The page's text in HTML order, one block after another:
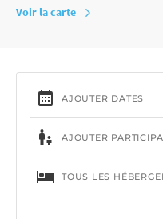
Voir la carte